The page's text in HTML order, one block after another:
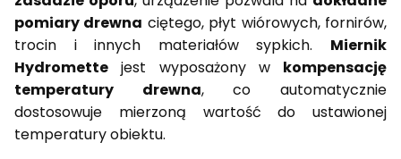
pomiary drewna ciętego, płyt wiórowych, fornirów,
trocin i innych materiałów sypkich. Miernik
Hydromette jest wyposażony w kompensację
temperatury drewna, co automatycznie
dostosowuje mierzoną wartość do ustawionej
temperatury obiektu.